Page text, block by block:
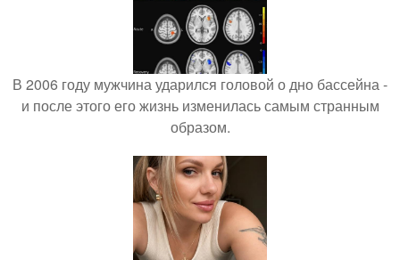
В 2006 году мужчина ударился головой о дно бассейна -
и после этого его жизнь изменилась самым странным
образом.